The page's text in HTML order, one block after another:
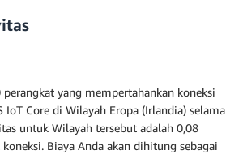
yang mempertahankan koneksi
IoT Core di Wilayah Eropa (Irlandia) selama
untuk Wilayah tersebut adalah 0,08
Biaya Anda akan dihitung sebagai